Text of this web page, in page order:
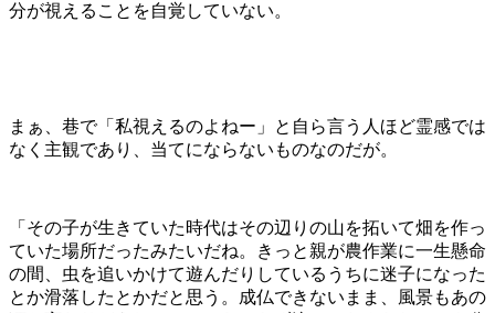
分が視えることを自覚していない。
まぁ、巷で「私視えるのよねー」と自ら言う人ほど霊感では
なく主観であり、当てにならないものなのだが。
「その子が生きていた時代はその辺りの山を拓いて畑を作っ
ていた場所だったみたいだね。きっと親が農作業に一生懸命
の間、虫を追いかけて遊んだりしているうちに迷子になった
とか滑落したとかだと思う。成仏できないまま、風景もあの